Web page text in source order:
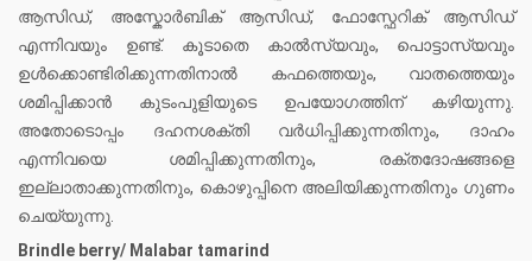
ആസിഡ്, അസ്കോർബിക് ആസി‍ഡ്, ഫോസ്ഫേറിക് ആസിഡ്
എന്നിവയും ഉണ്ട്. കൂടാതെ കാൽസ്യവും, പൊട്ടാസ്യവും
ഉൾക്കൊണ്ടിരിക്കുന്നതിനാൽ കഫത്തെയും, വാതത്തെയും
ശമിപ്പിക്കാൻ കുടംപുള‍ിയുടെ ഉപയോഗത്തിന് കഴിയുന്നു.
അതോടൊപ്പം ദഹനശക്തി വർധിപ്പിക്കുന്നതിനും, ദാഹം
എന്നിവയെ ശമിപ്പിക്കുന്നതിനും, രക്തദോഷങ്ങളെ
ഇല്ലാത‍ാക്കുന്നതിനും, കൊഴുപ്പിനെ അലിയിക്കുന്നതിനും ഗുണം
ചെയ്യുന്നു.
Brindle berry/ Malabar tamarind